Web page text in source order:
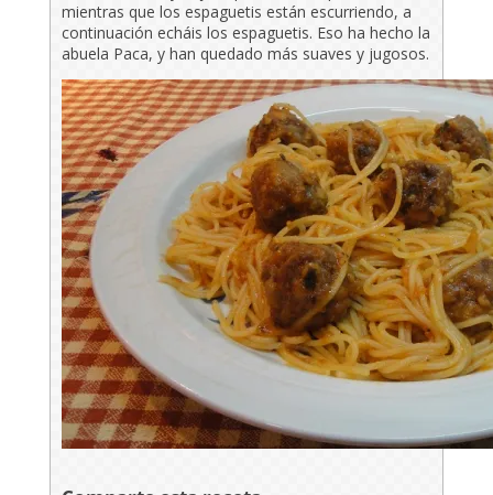
mientras que los espaguetis están escurriendo, a
continuación echáis los espaguetis. Eso ha hecho la
abuela Paca, y han quedado más suaves y jugosos.